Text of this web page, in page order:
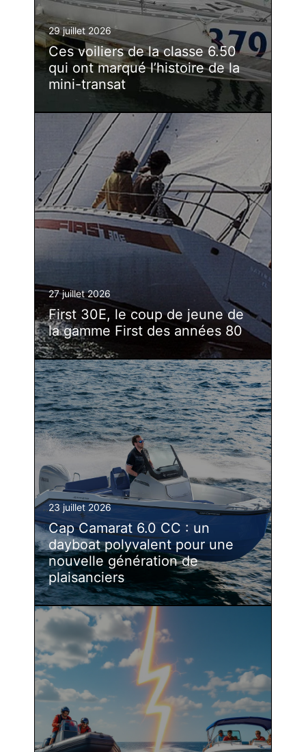
29 juillet 2026
Ces voiliers de la classe 6.50
qui ont marqué l’histoire de la
mini-transat
27 juillet 2026
First 30E, le coup de jeune de
la gamme First des années 80
23 juillet 2026
Cap Camarat 6.0 CC : un
dayboat polyvalent pour une
nouvelle génération de
plaisanciers